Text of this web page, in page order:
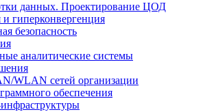
данных. Проектирование ЦОД
гиперконвергенция
безопасность
аналитические системы
WLAN сетей организации
обеспечения